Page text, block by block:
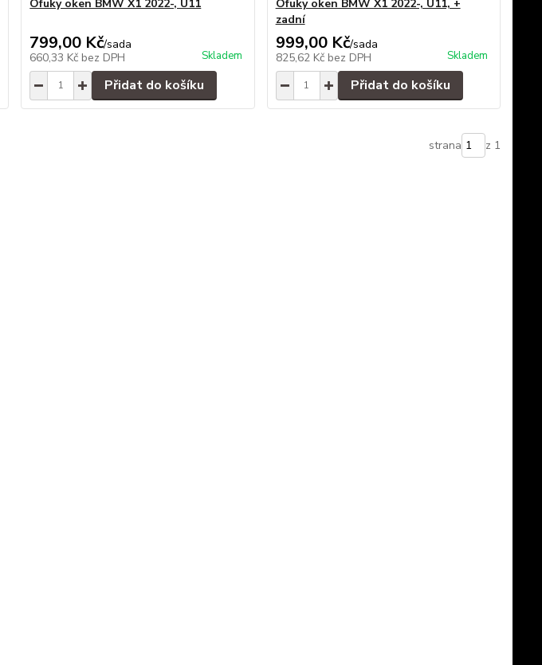
Ofuky oken BMW X1 2022-, U11
799,00 Kč/sada
660,33 Kč bez DPH Skladem
Přidat do košíku
Ofuky oken BMW X1 2022-, U11, +
zadní
999,00 Kč/sada
825,62 Kč bez DPH Skladem
Přidat do košíku
strana z 1